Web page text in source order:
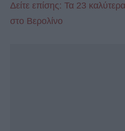
Δείτε επίσης: Τα 23
στο Βερολίνο